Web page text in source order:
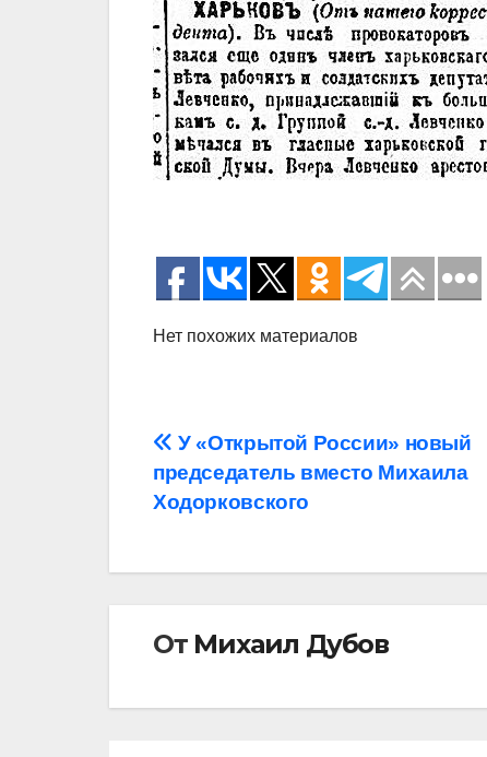
Нет похожих материалов
Навигация
по
У «Открытой России» новый
председатель вместо Михаила
Ходорковского
От Михаил Дубов